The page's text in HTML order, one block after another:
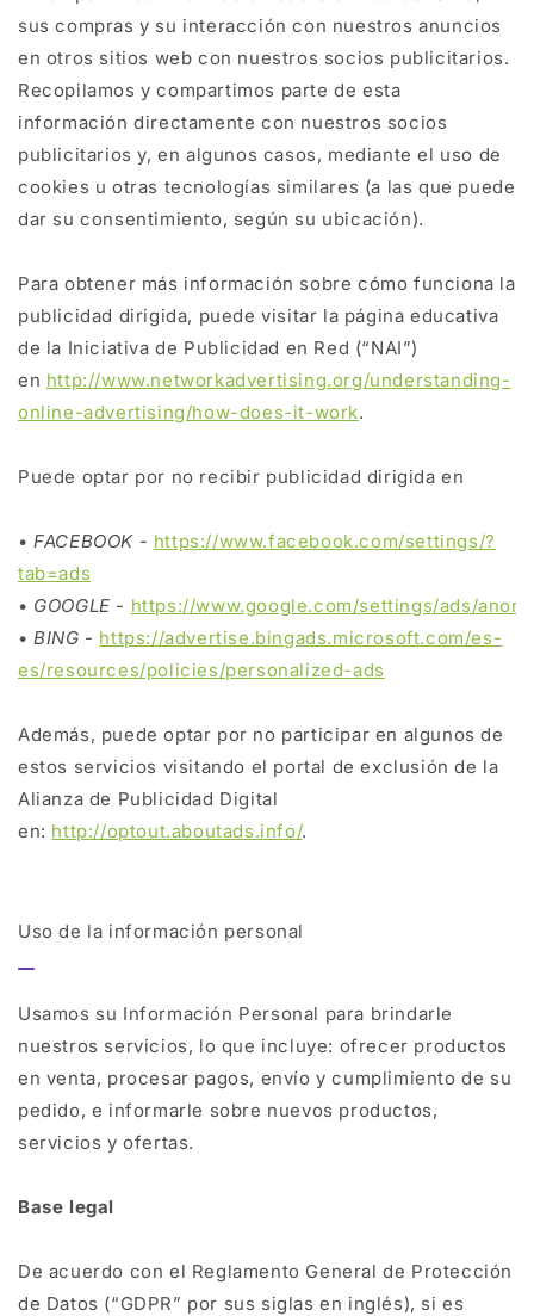
sus compras y su interacción con nuestros anuncios
en otros sitios web con nuestros socios publicitarios.
Recopilamos y compartimos parte de esta
información directamente con nuestros socios
publicitarios y, en algunos casos, mediante el uso de
cookies u otras tecnologías similares (a las que puede
dar su consentimiento, según su ubicación).
Para obtener más información sobre cómo funciona la
publicidad dirigida, puede visitar la página educativa
de la Iniciativa de Publicidad en Red (“NAI”)
en http://www.networkadvertising.org/understanding-
online-advertising/how-does-it-work.
Puede optar por no recibir publicidad dirigida en
• FACEBOOK - https://www.facebook.com/settings/?
tab=ads
• GOOGLE - https://www.google.com/settings/ads/
• BING - https://advertise.bingads.microsoft.com/es-
es/resources/policies/personalized-ads
Además, puede optar por no participar en algunos de
estos servicios visitando el portal de exclusión de la
Alianza de Publicidad Digital
en: http://optout.aboutads.info/.
Uso de la información personal
Usamos su Información Personal para brindarle
nuestros servicios, lo que incluye: ofrecer productos
en venta, procesar pagos, envío y cumplimiento de su
pedido, e informarle sobre nuevos productos,
servicios y ofertas.
Base legal
De acuerdo con el Reglamento General de Protección
de Datos (“GDPR” por sus siglas en inglés), si es